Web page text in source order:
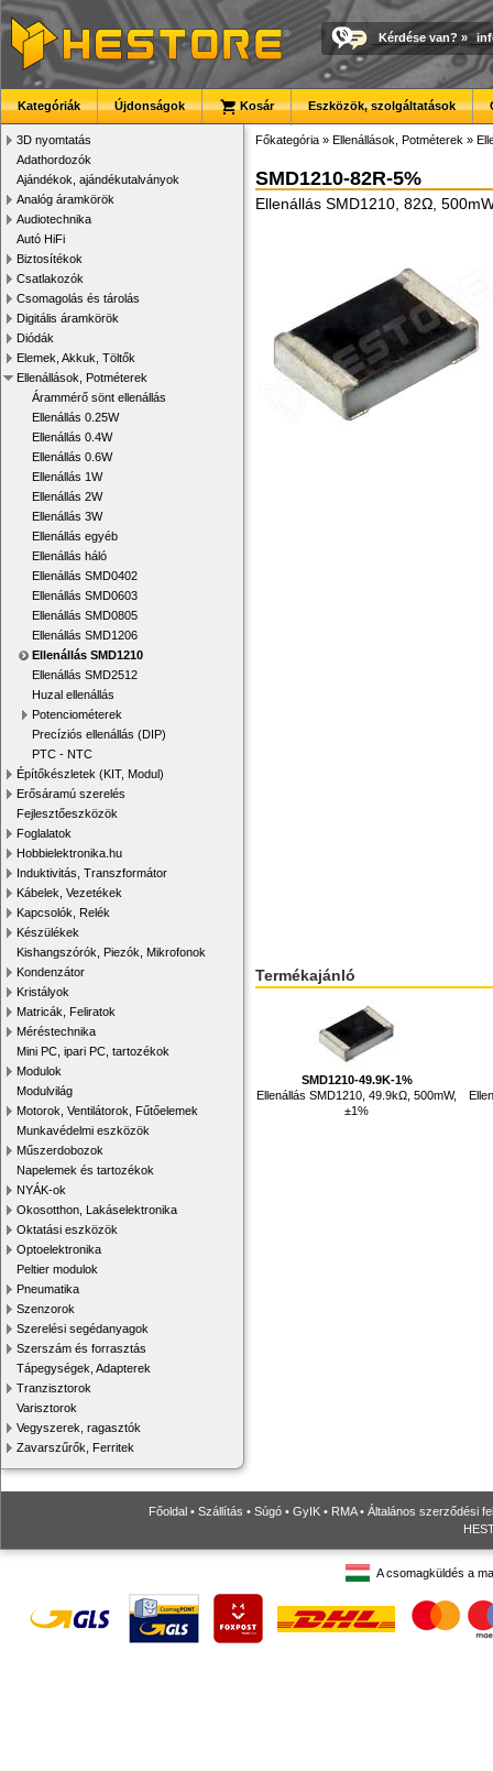
Kérdése van? »
Kategóriák Újdonságok Kosár Eszközök, szolgáltatások
3D nyomtatás
Adathordozók
Ajándékok, ajándékutalványok
Analóg áramkörök
Audiotechnika
Autó HiFi
Biztosítékok
Csatlakozók
Csomagolás és tárolás
Digitális áramkörök
Diódák
Elemek, Akkuk, Töltők
Ellenállások, Potméterek
Árammérő sönt ellenállás
Ellenállás 0.25W
Ellenállás 0.4W
Ellenállás 0.6W
Ellenállás 1W
Ellenállás 2W
Ellenállás 3W
Ellenállás egyéb
Ellenállás háló
Ellenállás SMD0402
Ellenállás SMD0603
Ellenállás SMD0805
Ellenállás SMD1206
Ellenállás SMD1210
Ellenállás SMD2512
Huzal ellenállás
Potenciométerek
Precíziós ellenállás (DIP)
PTC - NTC
Építőkészletek (KIT, Modul)
Erősáramú szerelés
Fejlesztőeszközök
Foglalatok
Hobbielektronika.hu
Induktivitás, Transzformátor
Kábelek, Vezetékek
Kapcsolók, Relék
Készülékek
Kishangszórók, Piezók, Mikrofonok
Kondenzátor
Kristályok
Matricák, Feliratok
Méréstechnika
Mini PC, ipari PC, tartozékok
Modulok
Modulvilág
Motorok, Ventilátorok, Fűtőelemek
Munkavédelmi eszközök
Műszerdobozok
Napelemek és tartozékok
NYÁK-ok
Okosotthon, Lakáselektronika
Oktatási eszközök
Optoelektronika
Peltier modulok
Pneumatika
Szenzorok
Szerelési segédanyagok
Szerszám és forrasztás
Tápegységek, Adapterek
Tranzisztorok
Varisztorok
Vegyszerek, ragasztók
Zavarszűrők, Ferritek
Főkategória » Ellenállások, Potméterek »
SMD1210-82R-5%
Ellenállás SMD1210, 82Ω,
Termékajánló
SMD1210-49.9K-1%
Ellenállás SMD1210, 49.9kΩ, 500mW,
±1%
Főoldal • Szállítás • Súgó • GyIK • RMA• Általános szerződési
A csomagküldés a